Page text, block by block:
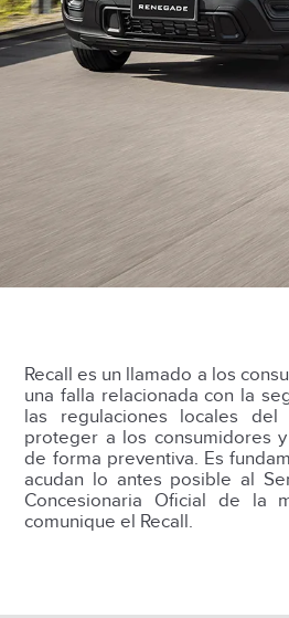
Recall es un llamado a los
una falla relacionada con la
las regulaciones locales
proteger a los consumidores
de forma preventiva. Es
acudan lo antes posible al
Concesionaria Oficial de la
comunique el Recall.